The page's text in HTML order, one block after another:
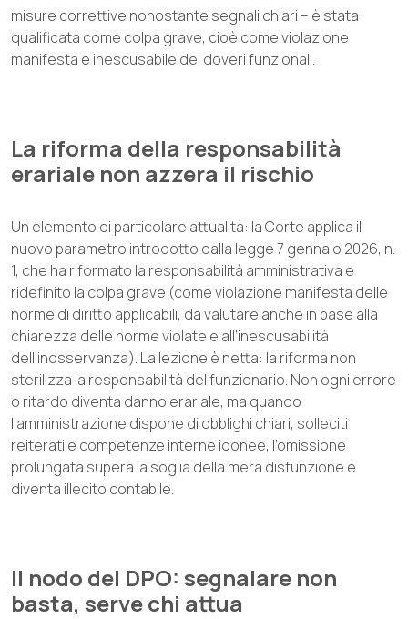
misure correttive nonostante segnali chiari – è stata
qualificata come colpa grave, cioè come violazione
manifesta e inescusabile dei doveri funzionali.
La riforma della responsabilità
erariale non azzera il rischio
Un elemento di particolare attualità: la Corte applica il
nuovo parametro introdotto dalla legge 7 gennaio 2026, n.
1, che ha riformato la responsabilità amministrativa e
ridefinito la colpa grave (come violazione manifesta delle
norme di diritto applicabili, da valutare anche in base alla
chiarezza delle norme violate e all’inescusabilità
dell’inosservanza). La lezione è netta: la riforma non
sterilizza la responsabilità del funzionario. Non ogni errore
o ritardo diventa danno erariale, ma quando
l’amministrazione dispone di obblighi chiari, solleciti
reiterati e competenze interne idonee, l’omissione
prolungata supera la soglia della mera disfunzione e
diventa illecito contabile.
Il nodo del DPO: segnalare non
basta, serve chi attua